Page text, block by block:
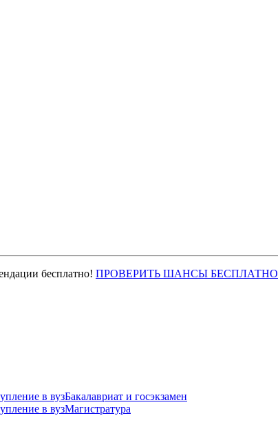
бесплатно! ПРОВЕРИТЬ ШАНСЫ БЕСПЛАТНО
Бакалавриат и госэкзамен
Магистратура